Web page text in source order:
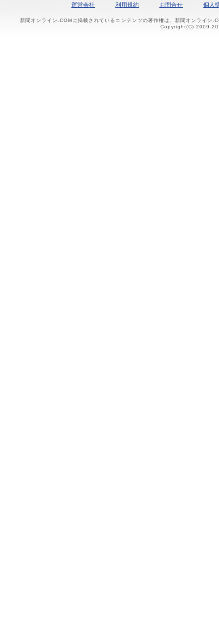
運営会社 利用規約 お問合せ 個人
新聞オンライン.COMに掲載されているコンテンツの著作権は、新聞オンライン
Copyright(C) 2009-